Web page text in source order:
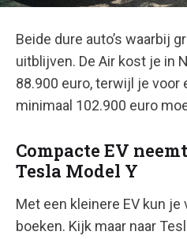
Beide dure auto’s waarbij
uitblijven. De Air kost je in
88.900 euro, terwijl je voor
minimaal 102.900 euro
Compacte EV
Tesla Model Y
Met een kleinere EV kun
boeken. Kijk maar naar